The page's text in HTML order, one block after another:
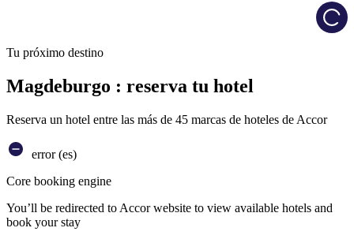
Tu próximo destino
Magdeburgo : reserva tu hotel
Reserva un hotel entre las más de 45 marcas de hoteles de Accor
error (es)
Core booking engine
You’ll be redirected to Accor website to view available hotels and
book your stay